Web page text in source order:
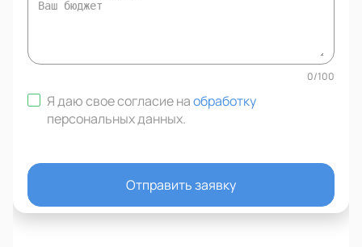
0/100
Я даю свое согласие наобработку
персональных данных.
Отправить заявку